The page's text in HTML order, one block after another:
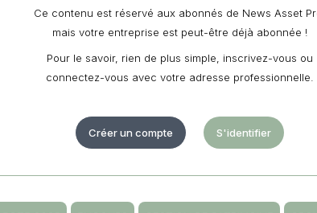
Ce contenu est réservé aux abonnés de News Asset
mais votre entreprise est peut-être déjà abonnée !
Pour le savoir, rien de plus simple, inscrivez-vous ou
connectez-vous avec votre adresse professionnelle.
Créer un compte S'identifier